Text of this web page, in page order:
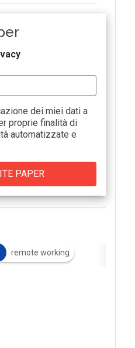
dei miei dati a
proprie finalità di
automatizzate e
remote working